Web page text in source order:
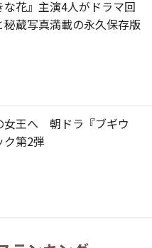
な花』主演4人がドラマ回
蔵写真満載の永久保存版
女王へ 朝ドラ『ブギウ
ク第2弾